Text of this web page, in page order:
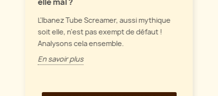
L'Ibanez Tube Screamer, aussi mythique
soit elle, n'est pas exempt de défaut !
Analysons cela ensemble.
En savoir plus